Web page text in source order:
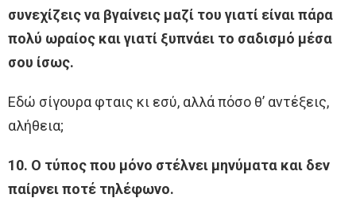
συνεχίζεις να βγαίνεις μαζί του γιατί είναι πάρα
πολύ ωραίος και γιατί ξυπνάει το σαδισμό μέσα
σου ίσως.
Εδώ σίγουρα φταις κι εσύ, αλλά πόσο θ’ αντέξεις,
αλήθεια;
10. Ο τύπος που μόνο στέλνει μηνύματα και δεν
παίρνει ποτέ τηλέφωνο.